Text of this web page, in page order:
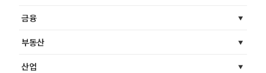
금융
부동산
산업